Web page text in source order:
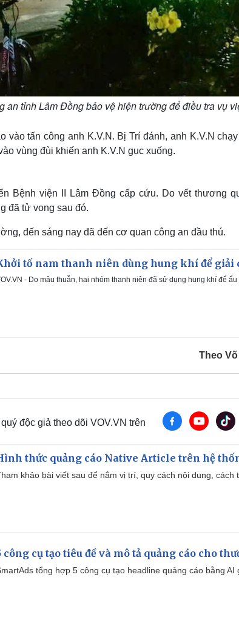
an tỉnh Lâm Đồng bảo vệ hiện trường để điều tra vụ
vào tấn công anh K.V.N. Bị Trí đánh, anh K.V.N
vùng đùi khiến anh K.V.N gục xuống.
Bệnh viện II Lâm Đồng cấp cứu. Do vết thương
đã tử vong sau đó.
đến sáng nay đã đến cơ quan công an đầu thú.
tố nam thanh niên dùng hung khí để giải
- Do mâu thuẫn, hai nhóm thanh niên đã sử dụng hung khí để
Theo
độc giả theo dõi VOV.VN trên
thức quảng cáo Native Article trên hệ
khảo bài viết sau để nắm vị trí, quy cách nội dung, cách
công cụ tạo tiêu đề và mô tả quảng cáo cho
tổng hợp 5 công cụ tạo headline quảng cáo bằng AI